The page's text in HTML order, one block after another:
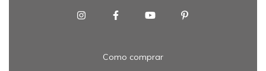
Como comprar